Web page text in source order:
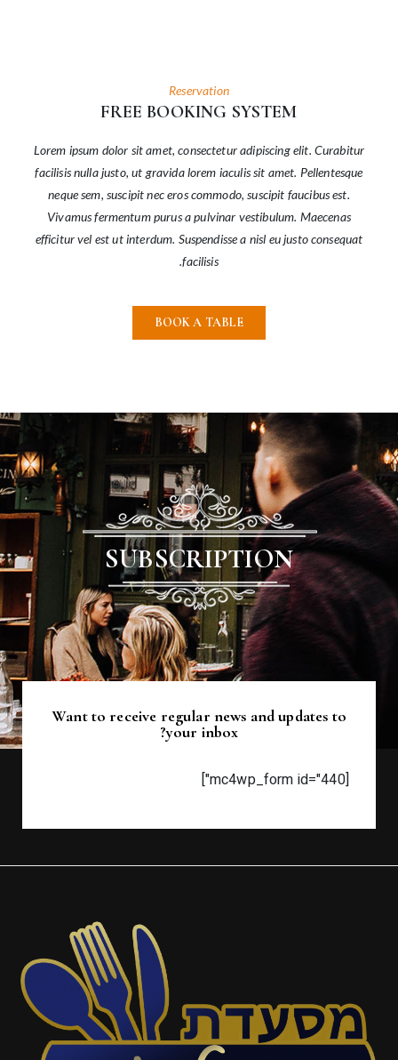
Reservation
FREE BOOKING SYSTEM
Lorem ipsum dolor sit amet, consectetur adipiscing elit. Curabitur
facilisis nulla justo, ut gravida lorem iaculis sit amet. Pellentesque
neque sem, suscipit nec eros commodo, suscipit faucibus est.
Vivamus fermentum purus a pulvinar vestibulum. Maecenas
efficitur vel est ut interdum. Suspendisse a nisl eu justo consequat
facilisis.
BOOK A TABLE
SUBSCRIPTION
Want to receive regular news and updates to
your inbox?
[mc4wp_form id="440"]